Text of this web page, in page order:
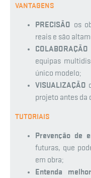
VANTAGENS
PRECISÃO os
reais e são
COLABORAÇÃO
equipas
único modelo;
VISUALIZAÇÃO
projeto antes da
TUTORIAIS
Prevenção de
futuras, que
em obra;
Entenda